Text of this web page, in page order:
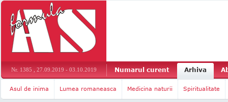
Nr. 1385 , 27.09.2019 - 03.10.2019 Numarul curent Arhiva
Asul de inima Lumea romaneasca Medicina naturii Spiritualitate